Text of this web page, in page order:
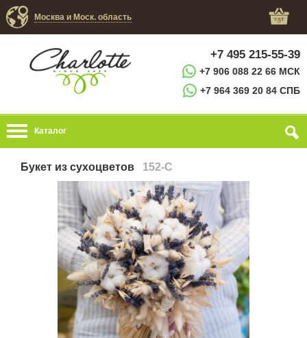
Москва и Моск. область
+7 495 215-55-39
+7 906 088 22 66 МСК
+7 964 369 20 84 СПБ
Каталог
Букет из сухоцветов 152-C